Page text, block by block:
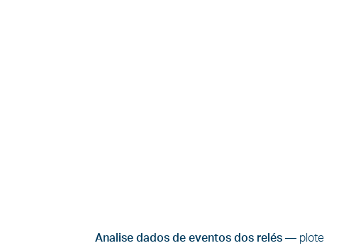
Analise dados de eventos dos relés— plote